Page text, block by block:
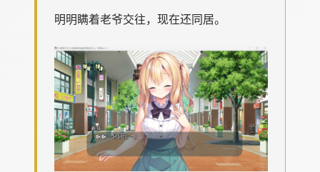
明明瞒着老爷交往，现在还同居。